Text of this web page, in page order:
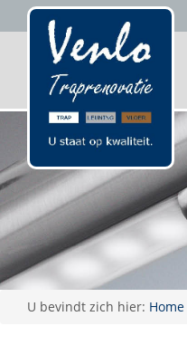
U bevindt zich hier: Home